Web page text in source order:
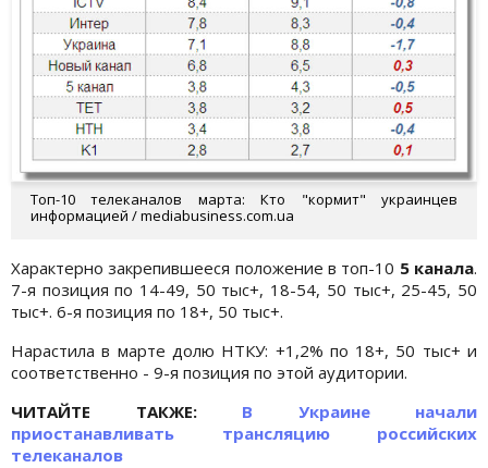
Топ-10 телеканалов марта: Кто "кормит" украинцев
информацией / mediabusiness.com.ua
Характерно закрепившееся положение в топ-10 5 канала.
7-я позиция по 14-49, 50 тыс+, 18-54, 50 тыс+, 25-45, 50
тыс+. 6-я позиция по 18+, 50 тыс+.
Нарастила в марте долю НТКУ: +1,2% по 18+, 50 тыс+ и
соответственно - 9-я позиция по этой аудитории.
ЧИТАЙТЕ ТАКЖЕ: В Украине начали
приостанавливать трансляцию российских
телеканалов